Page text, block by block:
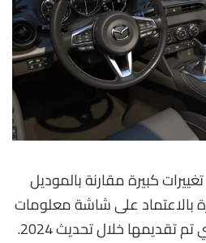
كبيرة مقارنة بالموديل
بالاعتماد على شاشة معلومات